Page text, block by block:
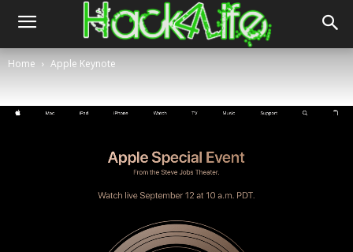
Home Apple Keynote